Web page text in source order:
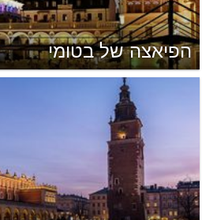
הפיאצה של בטומי